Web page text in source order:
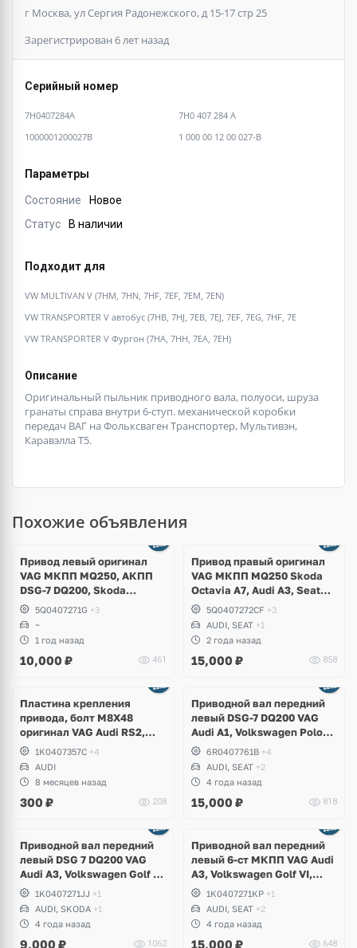
г Москва, ул Сергия Радонежского, д 15-17 стр 25
Зарегистрирован 6 лет назад
Серийный номер
7H0407284A
7H0 407 284 A
1000001200027B
1 000 00 12 00 027-B
Параметры
Состояние
Новое
Статус
В наличии
Подходит для
VW MULTIVAN V (7HM, 7HN, 7HF, 7EF, 7EM, 7EN)
VW TRANSPORTER V автобус (7HB, 7HJ, 7EB, 7EJ, 7EF, 7EG, 7HF, 7E
VW TRANSPORTER V Фургон (7HA, 7HH, 7EA, 7EH)
Описание
Оригинальный пыльник приводного вала, полуоси, шруза
гранаты справа внутри 6-ступ. механической коробки
передач ВАГ на Фольксваген Транспортер, Мультивэн,
Каравэлла Т5.
Похожие объявления
Привод левый оригинал
VAG МКПП MQ250, АКПП
DSG-7 DQ200, Skoda
Octavia A7, Audi A3,
Volkswagen Golf 7, Seat
Leon
5Q0407271G +3
~
1 год назад
10,000 ₽ 461
Привод правый оригинал
VAG МКПП MQ250 Skoda
Octavia A7, Audi A3, Seat
Leon5Q0407272CF +3
AUDI, SEAT +1
2 года назад
15,000 ₽ 858
Пластина крепления
привода, болт M8X48
оригинал VAG Audi RS2,
RS3, RS5, TTRS, RSQ3,
Lamborghini
1K0407357C +4
AUDI
8 месяцев назад
300 ₽ 208
Приводной вал передний
левый DSG-7 DQ200 VAG
Audi A1, Volkswagen Polo
6R, Skoda Rapid, Fabia,
Seat Ibiza ST
6R0407761B +4
AUDI, SEAT +2
4 года назад
15,000 ₽ 818
Приводной вал передний
левый DSG 7 DQ200 VAG
Audi A3, Volkswagen Golf V,
VI, Jetta, Scirocco, Passat,
Touran, Skoda Octavia A5
1K0407271JJ +1
AUDI, SKODA +1
4 года назад
9,000 ₽ 1062
Приводной вал передний
левый 6-ст МКПП VAG Audi
A3, Volkswagen Golf VI,
Passat, Scirocco, Skoda
Yeti, Seat Leon
1K0407271KP +1
AUDI, SEAT +2
4 года назад
15,000 ₽ 648